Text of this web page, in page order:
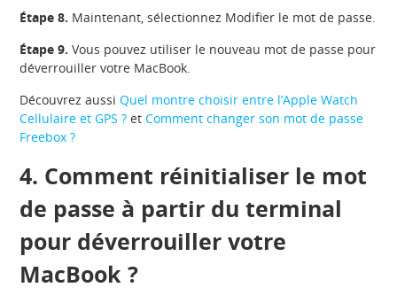
Étape 8. Maintenant, sélectionnez Modifier le mot de passe.
Étape 9. Vous pouvez utiliser le nouveau mot de passe pour
déverrouiller votre MacBook.
Découvrez aussiQuel montre choisir entre l’Apple Watch
Cellulaire et GPS ? etComment changer son mot de passe
Freebox ?
4. Comment réinitialiser le mot
de passe à partir du terminal
pour déverrouiller votre
MacBook ?